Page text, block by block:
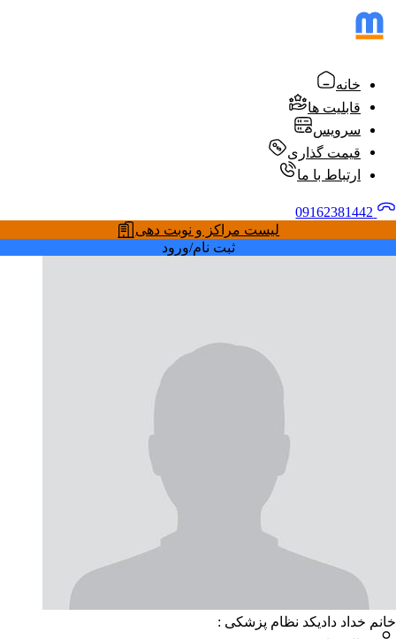
خانه
قابلیت ها
سرویس
قیمت گذاری
ارتباط با ما
لیست مراکز و نوبت دهی
ثبت نام/ورود
خانم خداد دادیکد نظام پزشکی :